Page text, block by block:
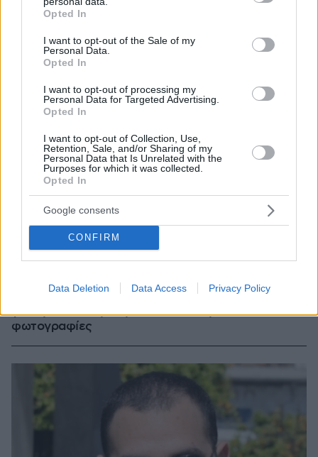
grant or deny consent to Google and its third-party tags to
use your data for below specified purposes in below Google
consent section.
Opted In
I want to opt-out of the Sale of my
Personal Data.
Opted In
I want to opt-out of processing my
Personal Data for Targeted Advertising.
Opted In
I want to opt-out of Collection, Use,
Retention, Sale, and/or Sharing of my
Personal Data that Is Unrelated with the
Purposes for which it was collected.
Opted In
Google consents
CONFIRM
Data Deletion Data Access Privacy Policy
Στη ΓΑΔΑ κρατείται η 46χρονη που κατηγορείται
για την επίθεση στη Marfin, δείτε βίντεο και
φωτογραφίες